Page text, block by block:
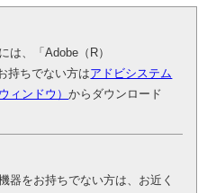
は、「Adobe（R）
持ちでない方はアドビシステム
ィンドウ）からダウンロード
器をお持ちでない方は、お近く